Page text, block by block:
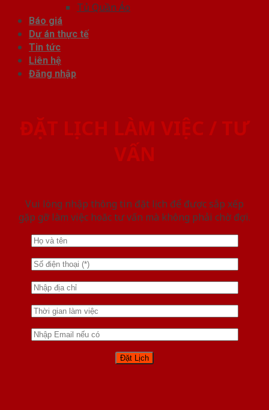
Tủ Quần Áo
Báo giá
Dự án thực tế
Tin tức
Liên hệ
Đăng nhập
ĐẶT LỊCH LÀM VIỆC / TƯ
VẤN
Vui lòng nhập thông tin đặt lịch để được sắp xếp
gặp gỡ làm việc hoăc tư vấn mà không phải chờ đợi.